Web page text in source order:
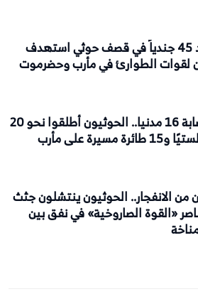
استشهاد 45 جندياً في قصف حوثي استهدف
الطوارئ في مأرب وحضرموت
مقتل وإصابة 16 مدنيا.. الحوثيون أطلقوا نحو 20
مسيرة على مأرب
من الانفجار.. الحوثيون ينتشلون جثث
«القوة الصاروخية» في نفق بين